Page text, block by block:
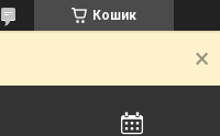
Кошик